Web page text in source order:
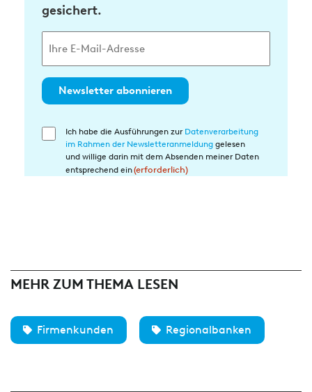
gesichert.
Newsletter abonnieren
Einwilligung
Ich habe die Ausführungen zur Datenverarbeitung
im Rahmen der Newsletteranmeldung gelesen
und willige darin mit dem Absenden meiner Daten
entsprechend ein(erforderlich)
MEHR ZUM THEMA LESEN
Firmenkunden Regionalbanken